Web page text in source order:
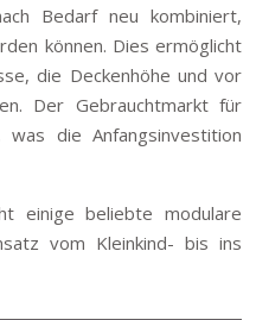
Bedarf neu kombiniert,
können. Dies ermöglicht
die Deckenhöhe und vor
Der Gebrauchtmarkt für
die Anfangsinvestition
einige beliebte modulare
vom Kleinkind- bis ins